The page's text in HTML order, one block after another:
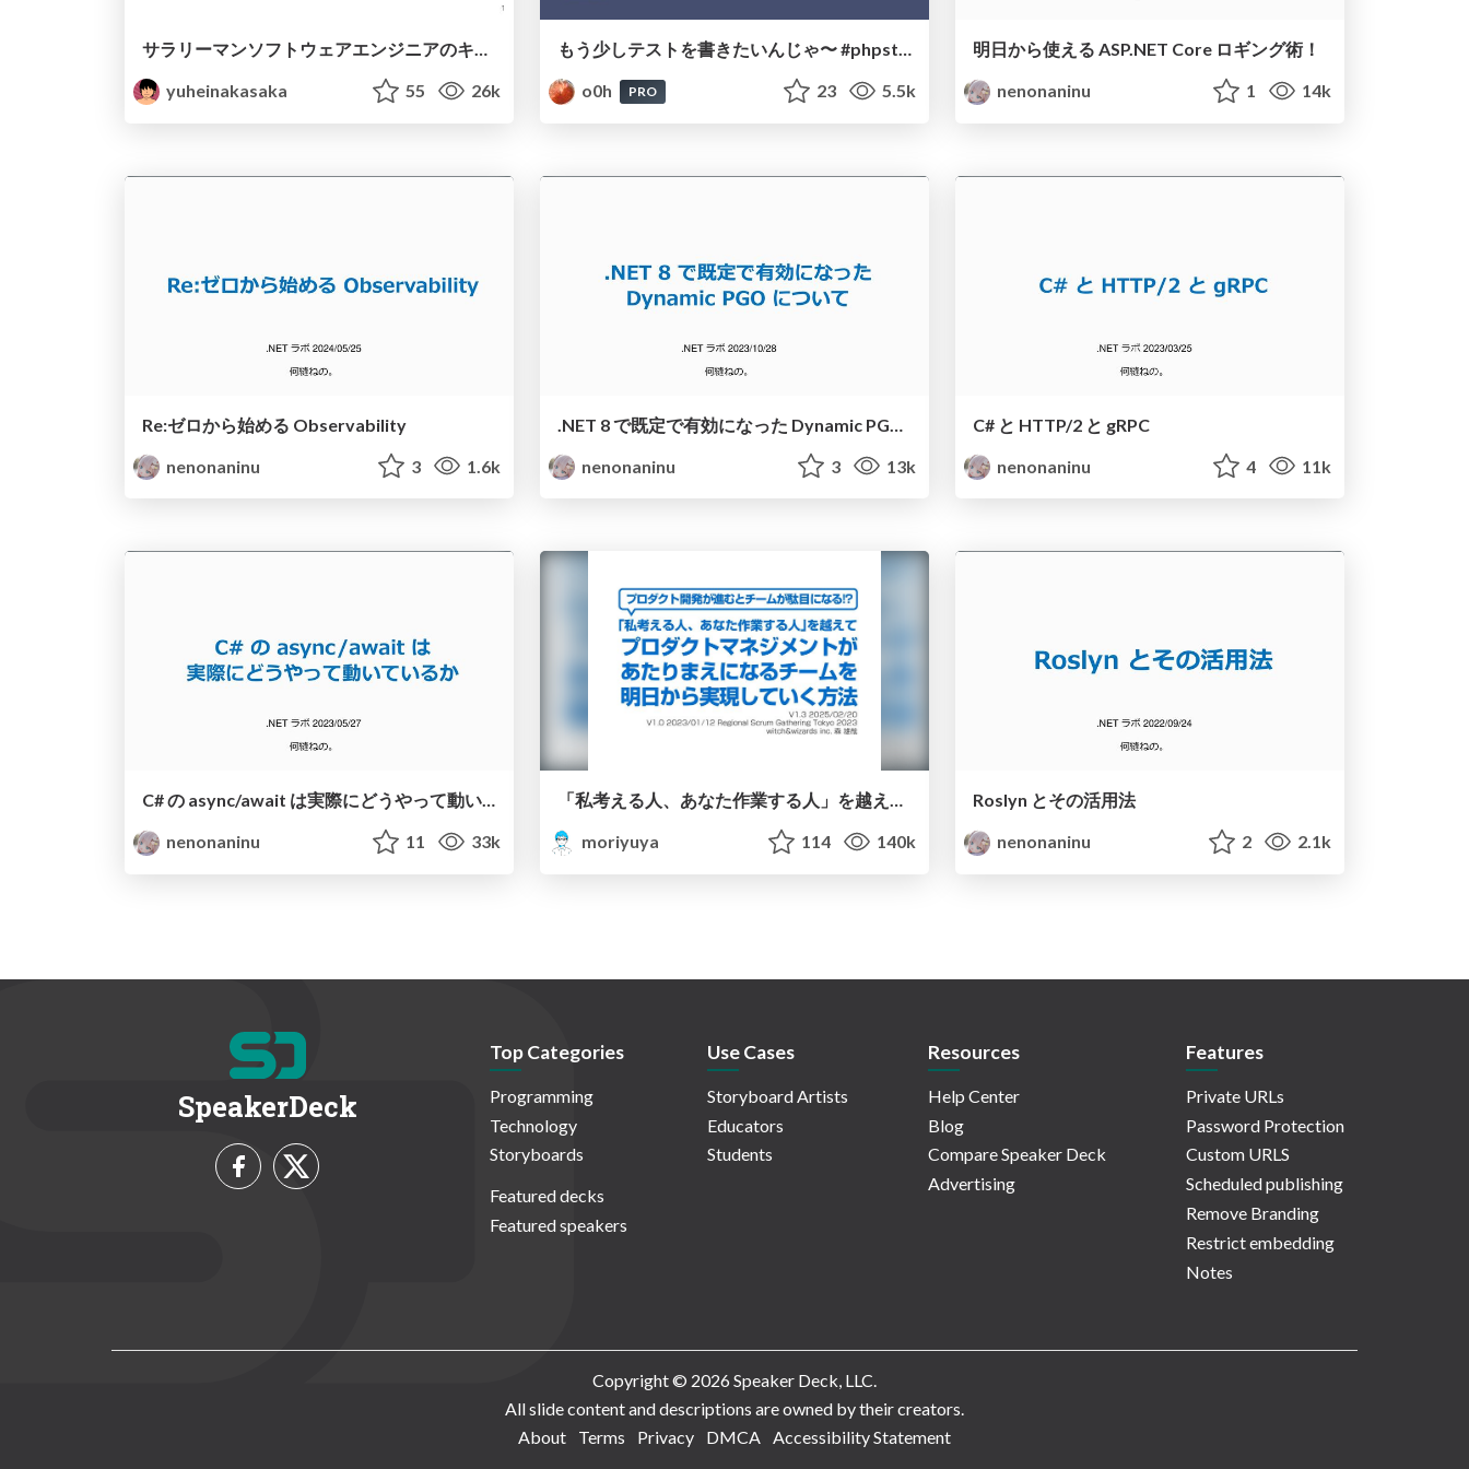
サラリーマンソフトウェアエンジニアのキャリア
yuheinakasaka
55 26k
もう少しテストを書きたいんじゃ〜 #phpstudy
o0h
PRO 23 5.5k
明日から使える ASP.NET Core ロギング術！
nenonaninu
1 14k
Re:ゼロから始める Observability
nenonaninu
3 1.6k
nenonaninu
3 13k
C# と HTTP/2 と gRPC
nenonaninu
4 11k
nenonaninu
11 33k
moriyuya
114 140k
Roslyn とその活用法
nenonaninu
2 2.1k
SpeakerDeck
Top Categories
Programming
Technology
Storyboards
Featured decks
Featured speakers
Use Cases
Storyboard Artists
Educators
Students
Resources
Help Center
Blog
Compare Speaker Deck
Advertising
Features
Private URLs
Password Protection
Custom URLS
Scheduled publishing
Remove Branding
Restrict embedding
Notes
Copyright © 2026 Speaker Deck, LLC.
All slide content and descriptions are owned by their creators.
About
Terms Privacy DMCA Accessibility Statement